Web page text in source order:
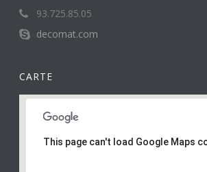
93.725.85.05
decomat.com
CARTE
This page can't load Google Maps